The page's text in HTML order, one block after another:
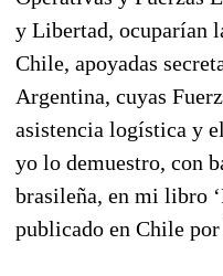
y Libertad, ocuparían
Chile, apoyadas
Argentina, cuyas
asistencia logística y
yo lo demuestro, con
brasileña, en mi libro
publicado en Chile